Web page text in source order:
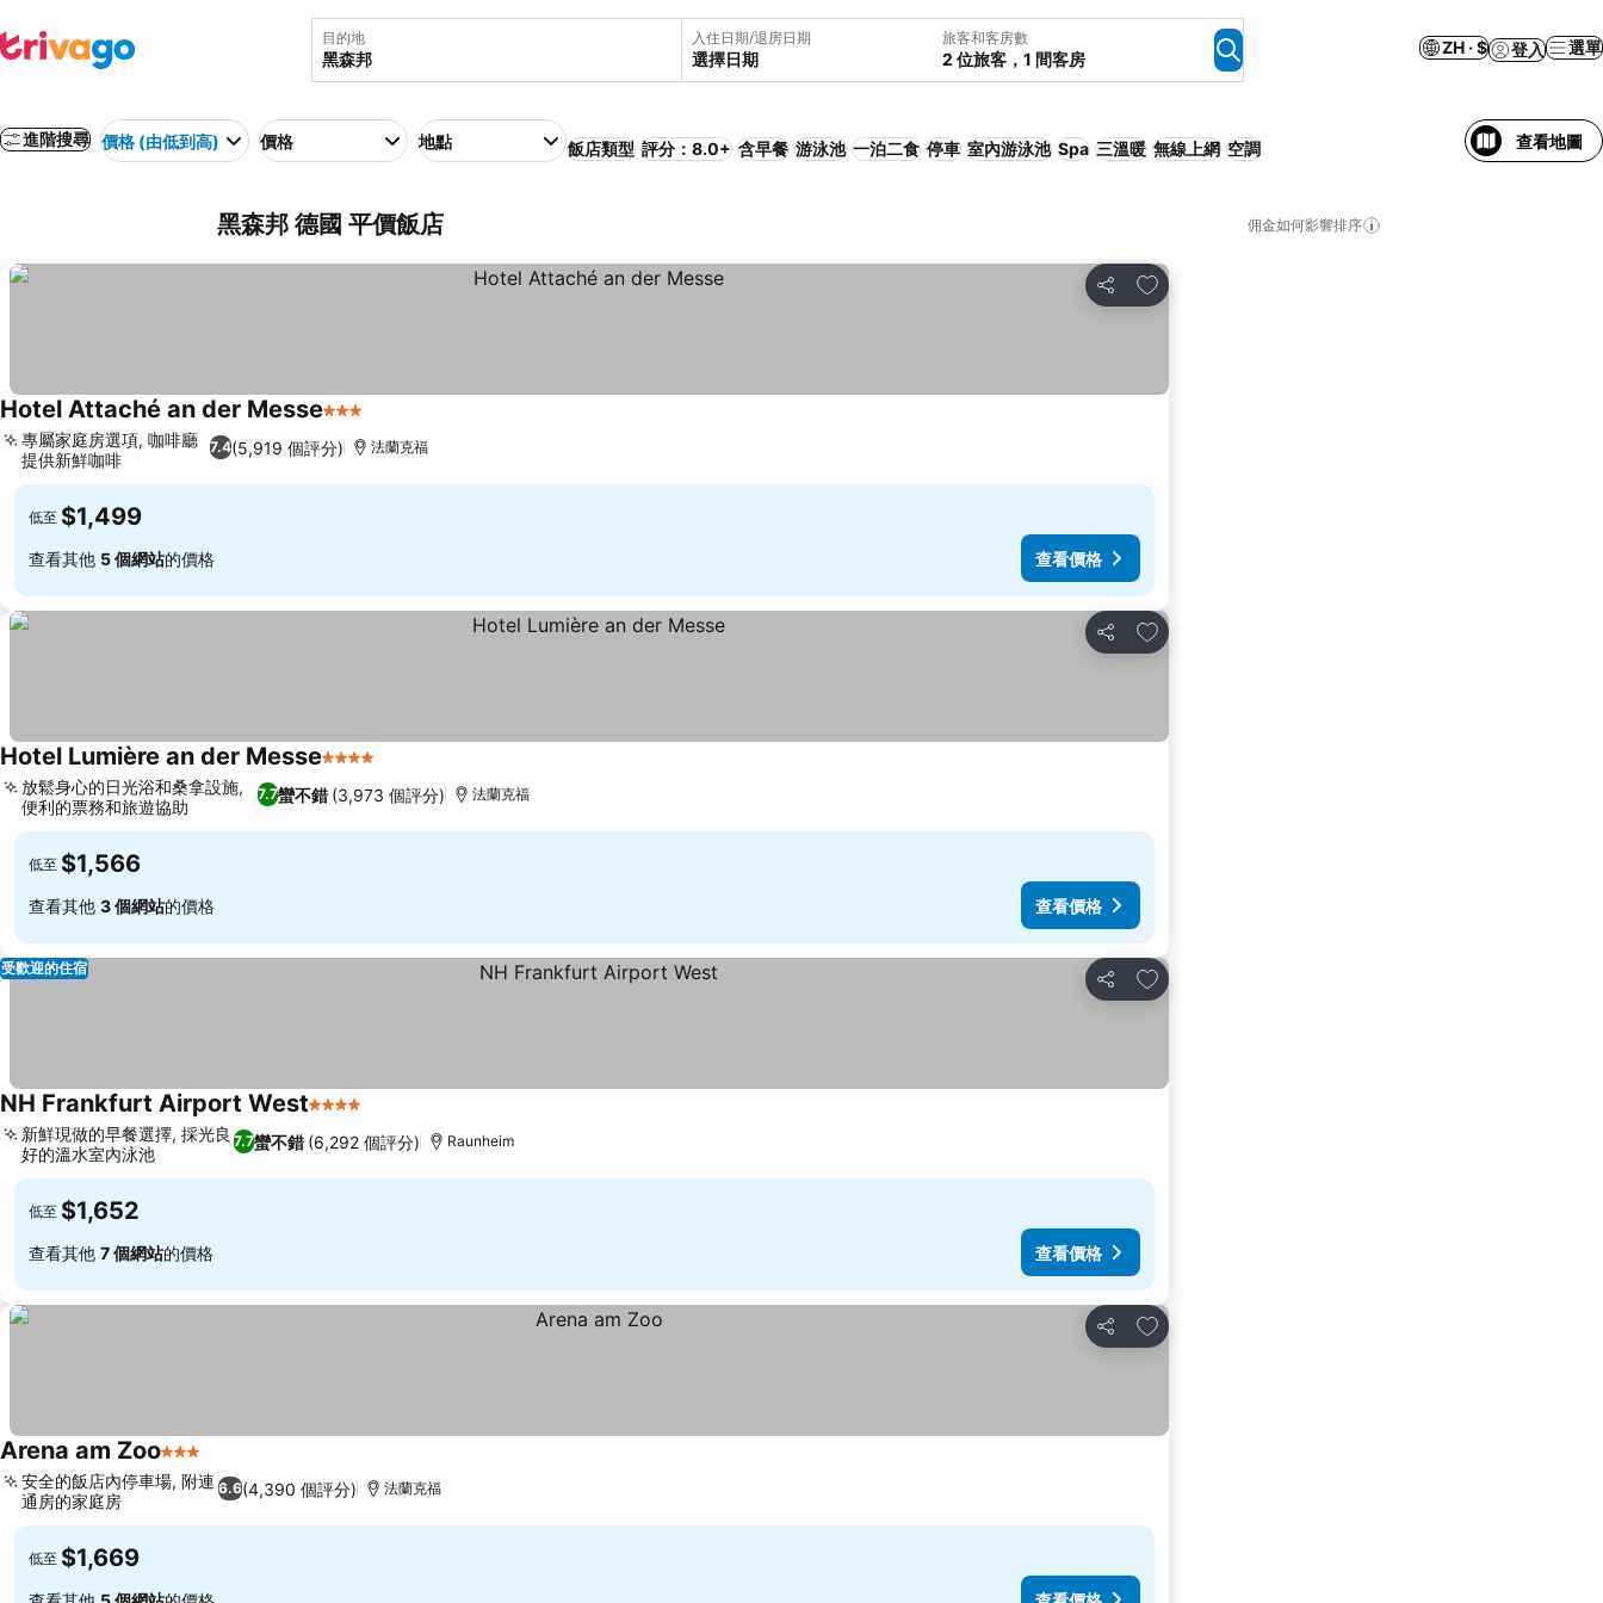
目的地 入住日期/退房日期
選擇日期
旅客和客房數
2 位旅客，1 間客房
ZH · $ 登入 選單
進階搜尋 價格 (由低到高) 價格 地點 飯店類型 評分：8.0+ 含早餐 游泳池 一泊二食 停車 室內游泳池 Spa 三溫暖 無線上網 空調 查看地圖
黑森邦 德國 平價飯店 佣金如何影響排序
分享
加入我的最愛
Hotel Attaché an der Messe3 星級
7.4(5,919 個評分)
專屬家庭房選項, 咖啡廳
提供新鮮咖啡
法蘭克福
低至 $1,499
查看其他 5 個網站的價格 查看價格
分享
加入我的最愛
Hotel Lumière an der Messe4 星級
7.7蠻不錯 (3,973 個評分)
放鬆身心的日光浴和桑拿設施,
便利的票務和旅遊協助
法蘭克福
低至 $1,566
查看其他 3 個網站的價格 查看價格
分享
加入我的最愛
受歡迎的住宿
NH Frankfurt Airport West4 星級
7.7蠻不錯 (6,292 個評分)
新鮮現做的早餐選擇, 採光良
好的溫水室內泳池
Raunheim
低至 $1,652
查看其他 7 個網站的價格 查看價格
分享
加入我的最愛
Arena am Zoo3 星級
6.6(4,390 個評分)
安全的飯店內停車場, 附連
通房的家庭房
法蘭克福
低至 $1,669